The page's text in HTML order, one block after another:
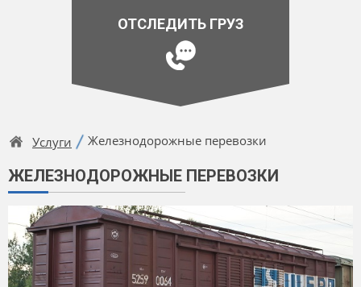
ОТСЛЕДИТЬ ГРУЗ
Услуги Железнодорожные перевозки
ЖЕЛЕЗНОДОРОЖНЫЕ ПЕРЕВОЗКИ